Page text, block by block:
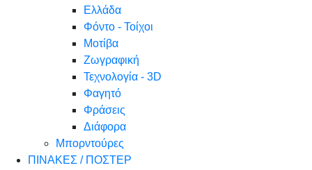
Ελλάδα
Φόντο - Τοίχοι
Μοτίβα
Ζωγραφική
Τεχνολογία - 3D
Φαγητό
Φράσεις
Διάφορα
Μπορντούρες
ΠΙΝΑΚΕΣ / ΠΟΣΤΕΡ